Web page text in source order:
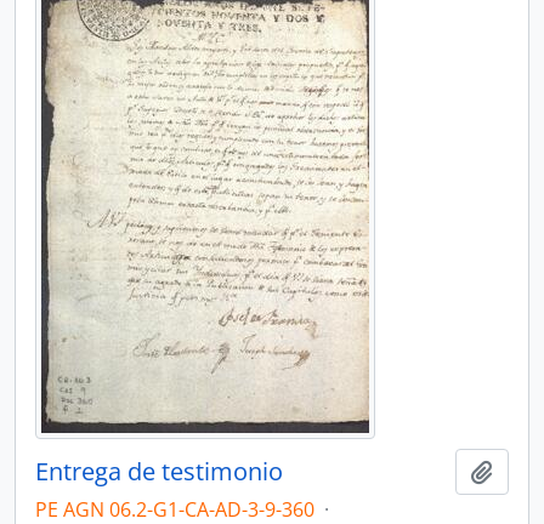
Entrega de testimonio
PE AGN 06.2-G1-CA-AD-3-9-360 ·